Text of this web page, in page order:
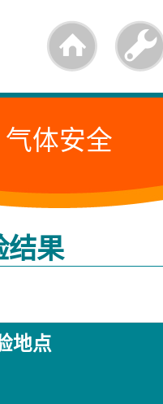
气体安全
结果
地点